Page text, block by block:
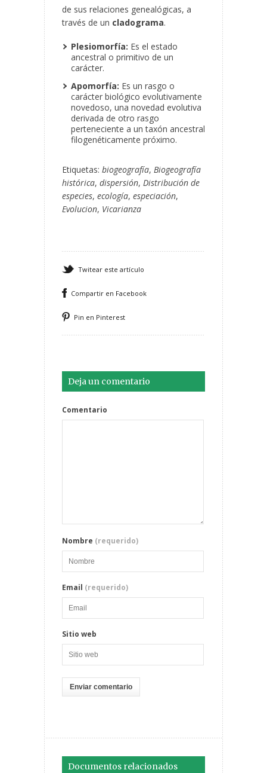
de sus relaciones genealógicas, a
través de un cladograma.
Plesiomorfía: Es el estado
ancestral o primitivo de un
carácter.
Apomorfía: Es un rasgo o
carácter biológico evolutivamente
novedoso, una novedad evolutiva
derivada de otro rasgo
perteneciente a un taxón ancestral
filogenéticamente próximo.
Etiquetas: biogeografía, Biogeografía
histórica, dispersión, Distribución de
especies, ecología, especiación,
Evolucion, Vicarianza
Twitear este artículo
Compartir en Facebook
Pin en Pinterest
Deja un comentario
Comentario
Nombre (requerido)
Email (requerido)
Sitio web
Documentos relacionados